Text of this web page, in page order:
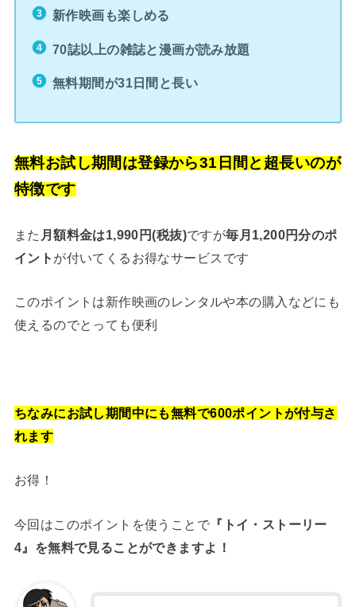
新作映画も楽しめる
70誌以上の雑誌と漫画が読み放題
無料期間が31日間と長い
無料お試し期間は登録から31日間と超長いのが
特徴です
また 月額料金は1,990円(税抜)ですが毎月1,200円分のポ
イント が付いてくるお得なサービスです
このポイントは新作映画のレンタルや本の購入などにも
使えるのでとっても便利
ちなみにお試し期間中にも無料で600ポイントが付与さ
れま す
お得！
今回はこのポイントを使うことで 『トイ・ストーリー
4』 を無料で見ることができますよ！